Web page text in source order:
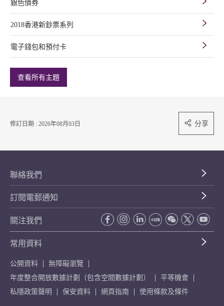
銀色債券
2018香港新鈔票系列
電子錢包和預付卡
查看所有主題
修訂日期 : 2026年08月03日 分享
聯絡我們
訂閱電郵通知
關注我們
常用資料
公開資料
無障礙瀏覽
年度整合開放數據計劃（包含空間數據計劃）
平等機會
私隱政策聲明
保安資料 網頁指南 使用條款及條件